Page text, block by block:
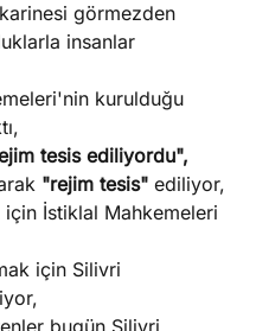
görmezden
insanlar
kurulduğu
tesis ediliyordu",
"rejim tesis" ediliyor,
İstiklal Mahkemeleri
için Silivri
bugün Silivri